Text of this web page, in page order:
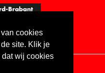
cookies
site. Klik je
dat wij cookies